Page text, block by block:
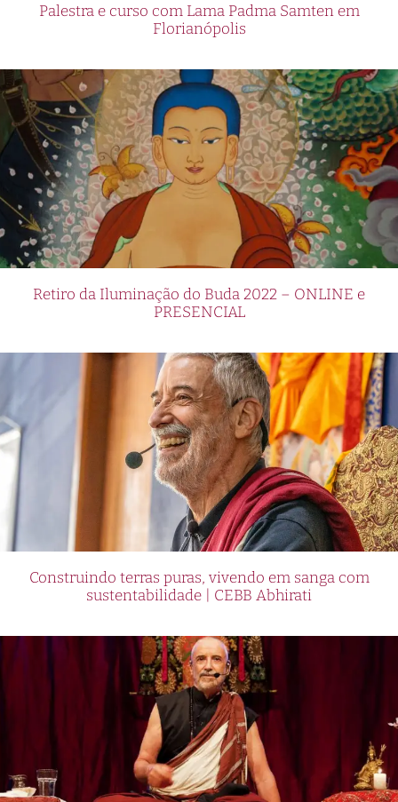
Palestra e curso com Lama Padma Samten em
Florianópolis
Retiro da Iluminação do Buda 2022 – ONLINE e
PRESENCIAL
Construindo terras puras, vivendo em sanga com
sustentabilidade | CEBB Abhirati